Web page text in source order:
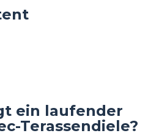
ein laufender
Terassendiele?